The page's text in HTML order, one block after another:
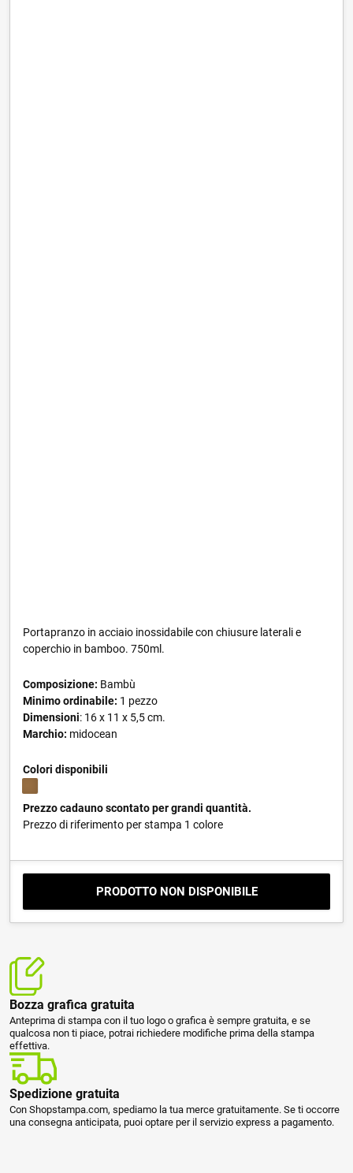
Portapranzo in acciaio inossidabile con chiusure laterali e
coperchio in bamboo. 750ml.
Composizione: Bambù
Minimo ordinabile: 1 pezzo
Dimensioni: 16 x 11 x 5,5 cm.
Marchio: midocean
Colori disponibili
Prezzo cadauno scontato per grandi quantità.
Prezzo di riferimento per stampa 1 colore
PRODOTTO NON DISPONIBILE
Bozza grafica gratuita
Anteprima di stampa con il tuo logo o grafica è sempre gratuita, e se
qualcosa non ti piace, potrai richiedere modifiche prima della stampa
effettiva.
Spedizione gratuita
Con Shopstampa.com, spediamo la tua merce gratuitamente. Se ti occorre
una consegna anticipata, puoi optare per il servizio express a pagamento.